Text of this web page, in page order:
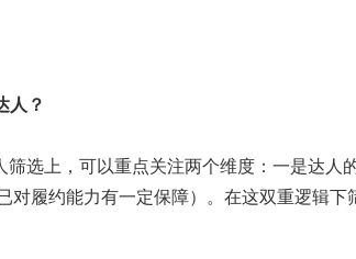
人？
选上，可以重点关注两个维度：一是达人
对履约能力有一定保障）。在这双重逻辑下